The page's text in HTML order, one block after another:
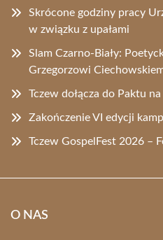
Skrócone godziny pracy
w związku z upałami
Slam Czarno-Biały:
Grzegorzowi
Tczew dołącza do Paktu
Zakończenie VI edycji
Tczew GospelFest 2026 –
O NAS